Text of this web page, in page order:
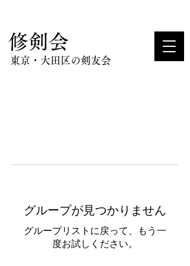
​修剣会
東京・大田区の剣友会
グループが見つかりません
グループリストに戻って、もう一
度お試しください。